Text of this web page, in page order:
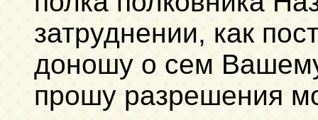
затруднении, как
доношу о сем
прошу разрешения